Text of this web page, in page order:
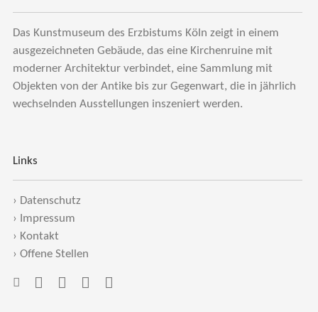
Das Kunstmuseum des Erzbistums Köln zeigt in einem
ausgezeichneten Gebäude, das eine Kirchenruine mit
moderner Architektur verbindet, eine Sammlung mit
Objekten von der Antike bis zur Gegenwart, die in jährlich
wechselnden Ausstellungen inszeniert werden.
Links
› Datenschutz
›
Impressum
› Kontakt
› Offene Stellen